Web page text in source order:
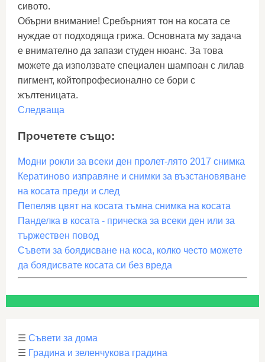
сивото.
Обърни внимание! Сребърният тон на косата се
нуждае от подходяща грижа. Основната му задача
е внимателно да запази студен нюанс. За това
можете да използвате специален шампоан с лилав
пигмент, койтопрофесионално се бори с
жълтеницата.
Следваща
Прочетете също:
Модни рокли за всеки ден пролет-лято 2017 снимка
Кератиново изправяне и снимки за възстановяване
на косата преди и след
Пепеляв цвят на косата тъмна снимка на косата
Панделка в косата - прическа за всеки ден или за
тържествен повод
Съвети за боядисване на коса, колко често можете
да боядисвате косата си без вреда
☰ Съвети за дома
☰ Градина и зеленчукова градина